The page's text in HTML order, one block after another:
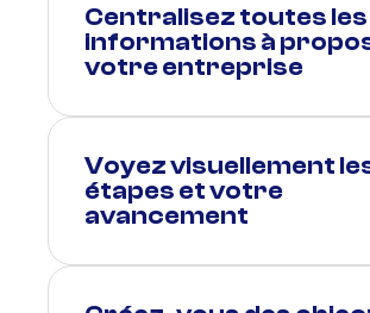
Centralisez toutes les
informations à
votre entreprise
Voyez visuellement
étapes et votre
avancement